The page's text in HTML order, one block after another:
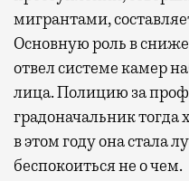
мигрантами,
Основную роль в
отвел системе камер
лица. Полицию за
градоначальник тогда
в этом году она стала
беспокоиться не о чем.